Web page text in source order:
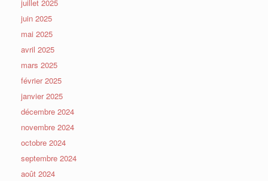
juillet 2025
juin 2025
mai 2025
avril 2025
mars 2025
février 2025
janvier 2025
décembre 2024
novembre 2024
octobre 2024
septembre 2024
août 2024